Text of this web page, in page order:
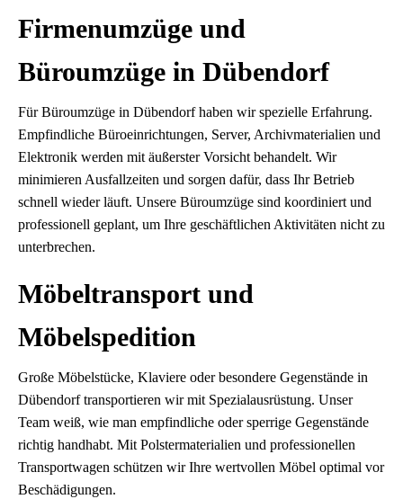
Firmenumzüge und
Büroumzüge in Dübendorf
Für Büroumzüge in Dübendorf haben wir spezielle Erfahrung.
Empfindliche Büroeinrichtungen, Server, Archivmaterialien und
Elektronik werden mit äußerster Vorsicht behandelt. Wir
minimieren Ausfallzeiten und sorgen dafür, dass Ihr Betrieb
schnell wieder läuft. Unsere Büroumzüge sind koordiniert und
professionell geplant, um Ihre geschäftlichen Aktivitäten nicht zu
unterbrechen.
Möbeltransport und
Möbelspedition
Große Möbelstücke, Klaviere oder besondere Gegenstände in
Dübendorf transportieren wir mit Spezialausrüstung. Unser
Team weiß, wie man empfindliche oder sperrige Gegenstände
richtig handhabt. Mit Polstermaterialien und professionellen
Transportwagen schützen wir Ihre wertvollen Möbel optimal vor
Beschädigungen.